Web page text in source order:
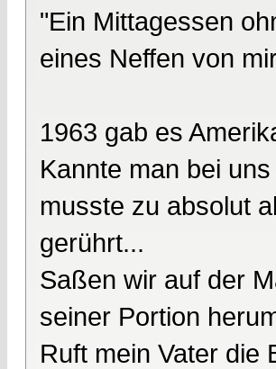
"Ein Mittagessen
eines Neffen von
1963 gab es
Kannte man bei
musste zu absolut
gerührt...
Saßen wir auf der
seiner Portion
Ruft mein Vater die